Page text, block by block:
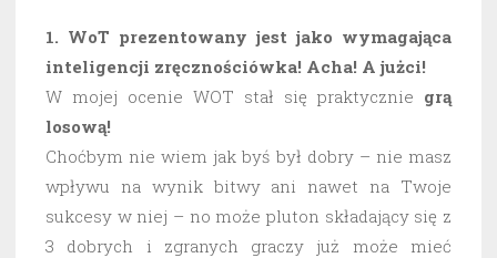
1. WoT prezentowany jest jako wymagająca
inteligencji zręcznościówka! Acha! A jużci!
W mojej ocenie WOT stał się praktycznie grą
losową!
Choćbym nie wiem jak byś był dobry – nie masz
wpływu na wynik bitwy ani nawet na Twoje
sukcesy w niej – no może pluton składający się z
3 dobrych i zgranych graczy już może mieć